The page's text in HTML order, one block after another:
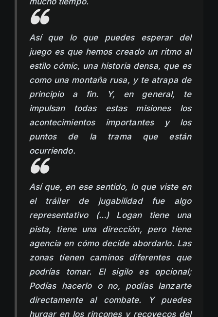
Así que lo que puedes esperar del
juego es que hemos creado un ritmo al
estilo cómic, una historia densa, que es
como una montaña rusa, y te atrapa de
principio a fin. Y, en general, te
impulsan todas estas misiones los
acontecimientos importantes y los
puntos de la trama que están
ocurriendo.
Así que, en ese sentido, lo que viste en
el tráiler de jugabilidad fue algo
representativo (…) Logan tiene una
pista, tiene una dirección, pero tiene
agencia en cómo decide abordarlo. Las
zonas tienen caminos diferentes que
podrías tomar. El sigilo es opcional;
Podías hacerlo o no, podías lanzarte
directamente al combate. Y puedes
hurgar en los rincones y recovecos del